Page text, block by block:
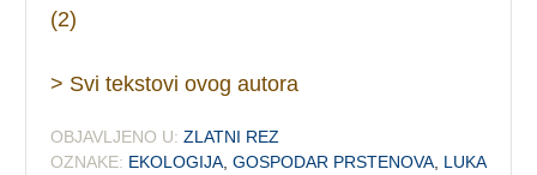
(2)
> Svi tekstovi ovog autora
OBJAVLJENO U: ZLATNI REZ
OZNAKE: EKOLOGIJA ,GOSPODAR PRSTENOVA LUKA